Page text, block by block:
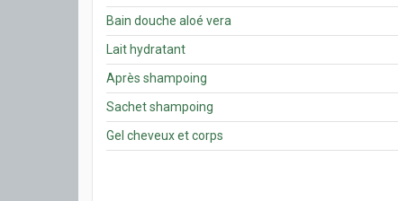
Bain douche aloé vera
Lait hydratant
Après shampoing
Sachet shampoing
Gel cheveux et corps